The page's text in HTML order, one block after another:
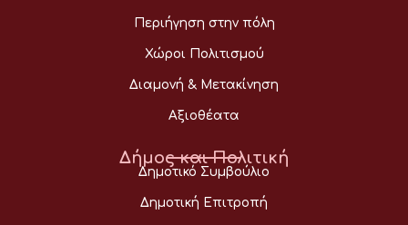
Περιήγηση στην πόλη
Χώροι Πολιτισμού
Διαμονή & Μετακίνηση
Αξιοθέατα
Δήμος και Πολιτική
Δημοτικό Συμβούλιο
Δημοτική Επιτροπή